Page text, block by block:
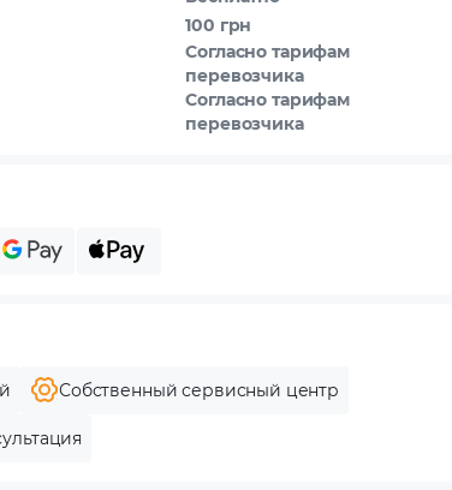
100 грн
Согласно тарифам
перевозчика
Согласно тарифам
перевозчика
Собственный сервисный центр